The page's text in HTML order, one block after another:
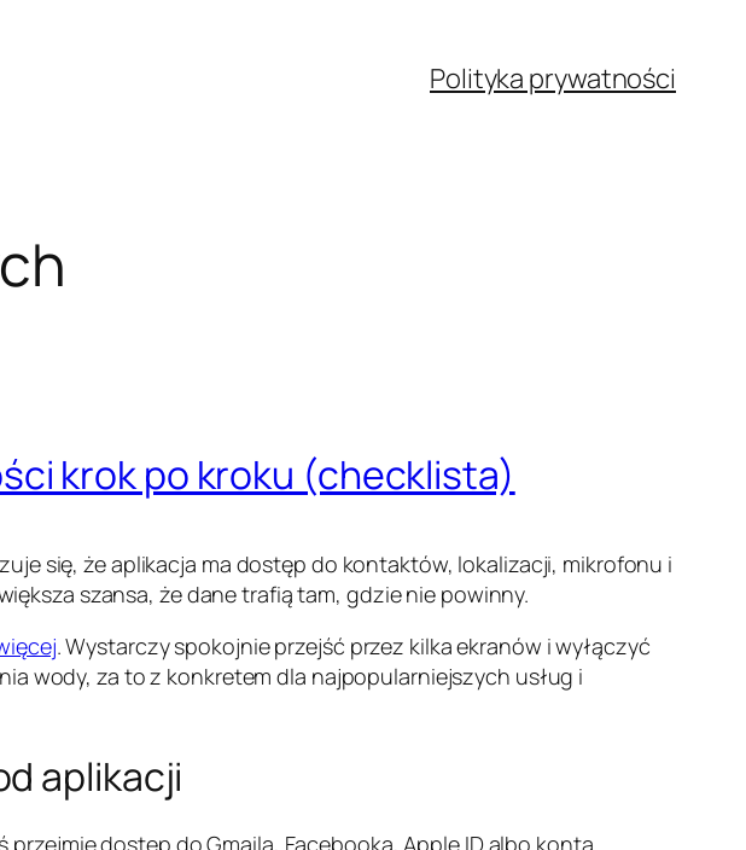
Polityka prywatności
krok po kroku (checklista)
się, że aplikacja ma dostęp do kontaktów, lokalizacji, mikrofonu i
szansa, że dane trafią tam, gdzie nie powinny.
. Wystarczy spokojnie przejść przez kilka ekranów i wyłączyć
wody, za to z konkretem dla najpopularniejszych usług i
aplikacji